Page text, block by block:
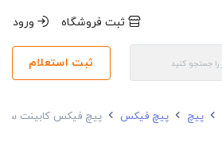
ثبت فروشگاه ورود
ثبت استعلام
پیچ پیچ فیکس پیچ فیکس کابینت سایز